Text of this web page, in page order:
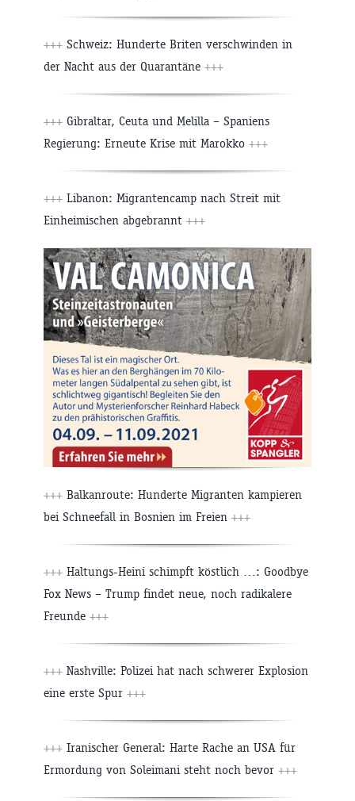
+++ Schweiz: Hunderte Briten verschwinden in
der Nacht aus der Quarantäne +++
+++ Gibraltar, Ceuta und Melilla – Spaniens
Regierung: Erneute Krise mit Marokko +++
+++ Libanon: Migrantencamp nach Streit mit
Einheimischen abgebrannt +++
+++ Balkanroute: Hunderte Migranten kampieren
bei Schneefall in Bosnien im Freien +++
+++ Haltungs-Heini schimpft köstlich …: Goodbye
Fox News – Trump findet neue, noch radikalere
Freunde +++
+++ Nashville: Polizei hat nach schwerer Explosion
eine erste Spur +++
+++ Iranischer General: Harte Rache an USA für
Ermordung von Soleimani steht noch bevor +++